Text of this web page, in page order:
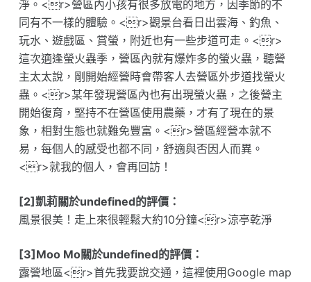
淨。<r>營區內小孩有很多放電的地方，因季節的不
同有不一樣的體驗。<r>觀景台看日出雲海、釣魚、
玩水、遊戲區、賞螢，附近也有一些步道可走。<r>
這次適逢螢火蟲季，營區內就有爆炸多的螢火蟲，聽營
主太太說，剛開始經營時會帶客人去營區外步道找螢火
蟲。<r>某年發現營區內也有出現螢火蟲，之後營主
開始復育，堅持不在營區使用農藥，才有了現在的景
象，相對生態也就難免豐富。<r>營區經營本就不
易，每個人的感受也都不同，舒適與否因人而異。
<r>就我的個人，會再回訪！
[2]凱莉關於undefined的評價：
風景很美！走上來很輕鬆大約10分鐘<r>涼亭乾淨
[3]Moo Mo關於undefined的評價：
露營地區<r>首先我要說交通，這裡使用Google map